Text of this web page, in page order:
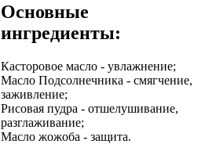
Основные
ингредиенты:
Касторовое масло - увлажнение;
Масло Подсолнечника - смягчение,
заживление;
Рисовая пудра - отшелушивание,
разглаживание;
Масло жожоба - защита.